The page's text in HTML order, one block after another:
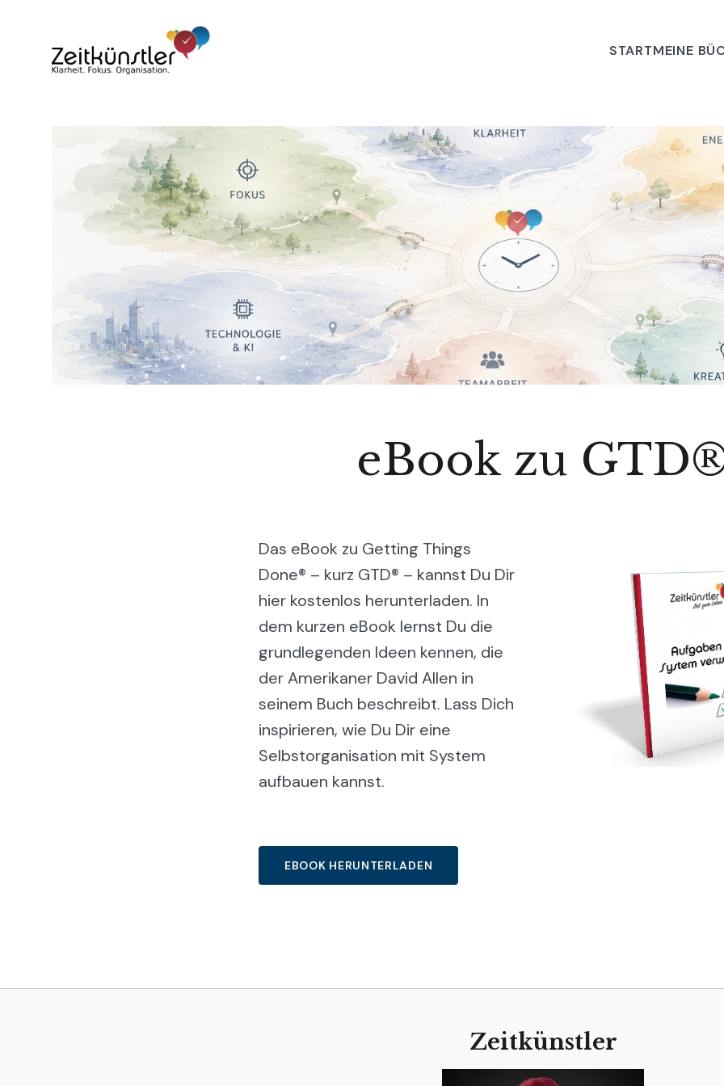
STARTMEINE
eBook zu
Das eBook zu Getting Things
Done® – kurz GTD® – kannst Du Dir
hier kostenlos herunterladen. In
dem kurzen eBook lernst Du die
grundlegenden Ideen kennen, die
der Amerikaner David Allen in
seinem Buch beschreibt. Lass Dich
inspirieren, wie Du Dir eine
Selbstorganisation mit System
aufbauen kannst.
EBOOK HERUNTERLADEN
Zeitkünstler